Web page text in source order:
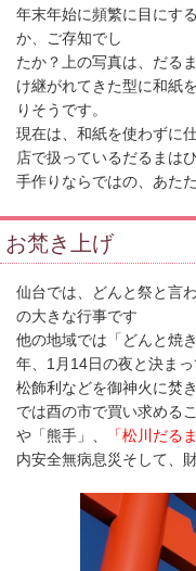
年末年始に頻繁に目にす
か、ご存知でし
たか？上の写真は、だる
け継がれてきた型に和紙
りそうです。
現在は、和紙を使わずに
店で扱っているだるまは
手作りならではの、あた
お梵き上げ
仙台では、どんと祭と言
の大きな行事です
他の地域では「どんと焼
年、1月14日の夜と決ま
松飾利などを御神火に焚
では酉の市で買い求める
や「熊手」、
「松川だるま
内安全無病息災そして、